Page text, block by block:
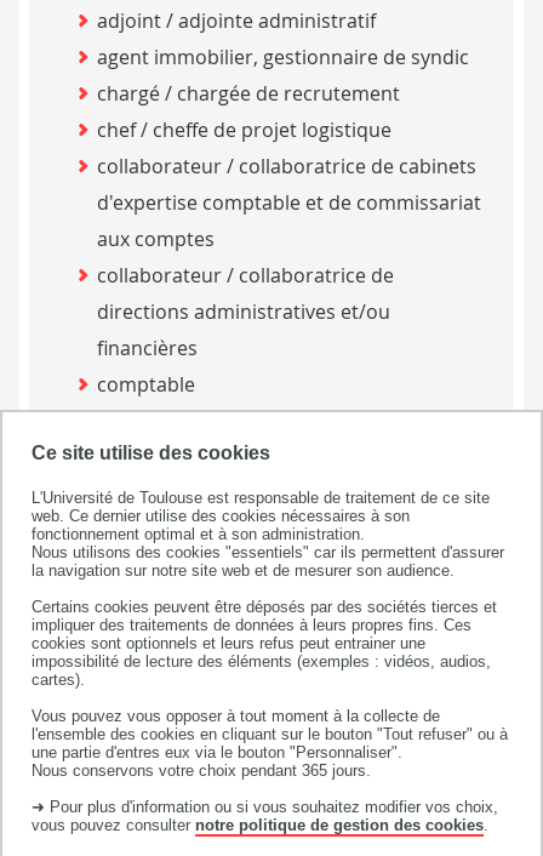
Ce site utilise des cookies
L'Université de Toulouse est responsable de traitement de ce site
web. Ce dernier utilise des cookies nécessaires à son
fonctionnement optimal et à son administration.
Nous utilisons des cookies "essentiels" car ils permettent d'assurer
la navigation sur notre site web et de mesurer son audience.
Certains cookies peuvent être déposés par des sociétés tierces et
impliquer des traitements de données à leurs propres fins. Ces
cookies sont optionnels et leurs refus peut entrainer une
impossibilité de lecture des éléments (exemples : vidéos, audios,
cartes).
Vous pouvez vous opposer à tout moment à la collecte de
l'ensemble des cookies en cliquant sur le bouton "Tout refuser" ou à
une partie d'entres eux via le bouton "Personnaliser".
Nous conservons votre choix pendant 365 jours.
➜ Pour plus d'information ou si vous souhaitez modifier vos choix,
vous pouvez consulter notre politique de gestion des cookies
adjoint / adjointe administratif
agent immobilier, gestionnaire de syndic
chargé / chargée de recrutement
chef / cheffe de projet logistique
collaborateur / collaboratrice de cabinets
d'expertise comptable et de commissariat
aux comptes
collaborateur / collaboratrice de
directions administratives et/ou
financières
comptable
conseiller / conseillère clientèle
responsable export.
Candidature en BUT
Pour candidater, rendez-vous sur
Parcoursup entre janvier et mars.
CANDIDATER SUR PARCOURSUP